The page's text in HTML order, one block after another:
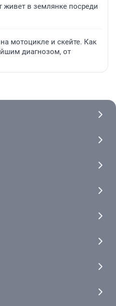
живет в землянке посреди
мотоцикле и скейте. Как
диагнозом, от